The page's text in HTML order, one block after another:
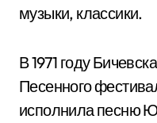
музыки, классики.
В 1971 году
Песенного
исполнила песню